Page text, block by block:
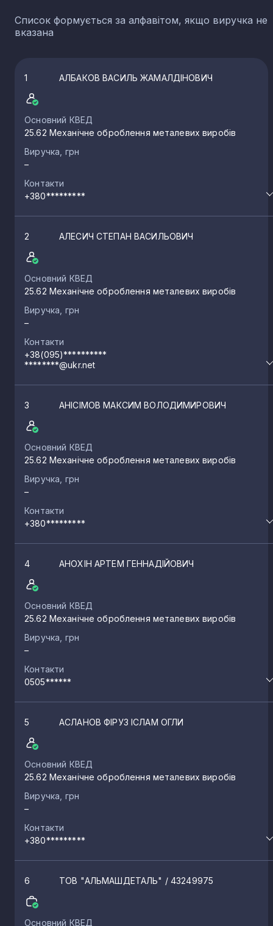
Список формується за алфавітом, якщо виручка не
вказана
1 АЛБАКОВ ВАСИЛЬ ЖАМАЛДІНОВИЧ
Основний КВЕД
25.62 Механічне оброблення металевих виробів
Виручка, грн
–
Контакти
+380*********
2 АЛЕСИЧ СТЕПАН ВАСИЛЬОВИЧ
Основний КВЕД
25.62 Механічне оброблення металевих виробів
Виручка, грн
–
Контакти
+38(095)**********
********@ukr.net
3 АНІСІМОВ МАКСИМ ВОЛОДИМИРОВИЧ
Основний КВЕД
25.62 Механічне оброблення металевих виробів
Виручка, грн
–
Контакти
+380*********
4 АНОХІН АРТЕМ ГЕННАДІЙОВИЧ
Основний КВЕД
25.62 Механічне оброблення металевих виробів
Виручка, грн
–
Контакти
0505******
5 АСЛАНОВ ФІРУЗ ІСЛАМ ОГЛИ
Основний КВЕД
25.62 Механічне оброблення металевих виробів
Виручка, грн
–
Контакти
+380*********
6 ТОВ "АЛЬМАШДЕТАЛЬ" / 43249975
Основний КВЕД